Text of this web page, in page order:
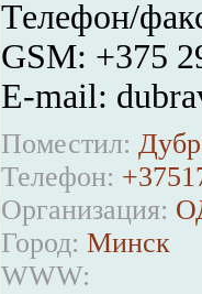
Телефон/
GSM: +375
E-mail:
Поместил:
Телефон:
Организация:
Город: Минск
WWW: